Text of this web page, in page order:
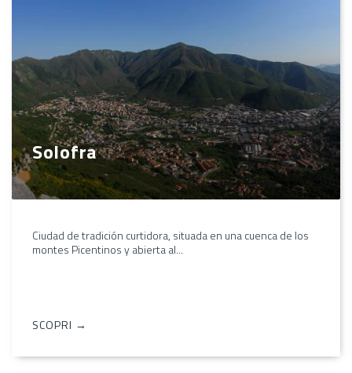
Solofra
Ciudad de tradición curtidora, situada en una cuenca de los
montes Picentinos y abierta al...
SCOPRI →